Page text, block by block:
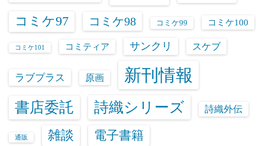
コミケ97 コミケ98 コミケ99 コミケ100
コミケ101 コミティア サンクリ スケブ
ラブプラス 原画 新刊情報
書店委託 詩織シリーズ 詩織外伝
通販 雑談 電子書籍